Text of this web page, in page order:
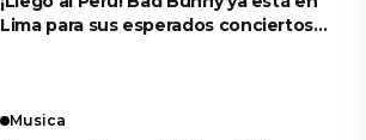
Lima para sus esperados conciertos
Musica